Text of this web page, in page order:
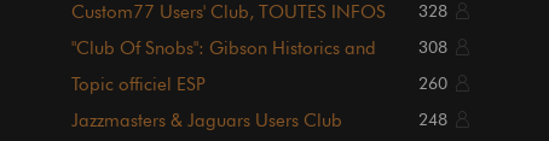
Custom77 Users' Club, TOUTES INFOS
328
"Club Of Snobs": Gibson Historics and
308
Topic officiel ESP 260
Jazzmasters & Jaguars Users Club
248